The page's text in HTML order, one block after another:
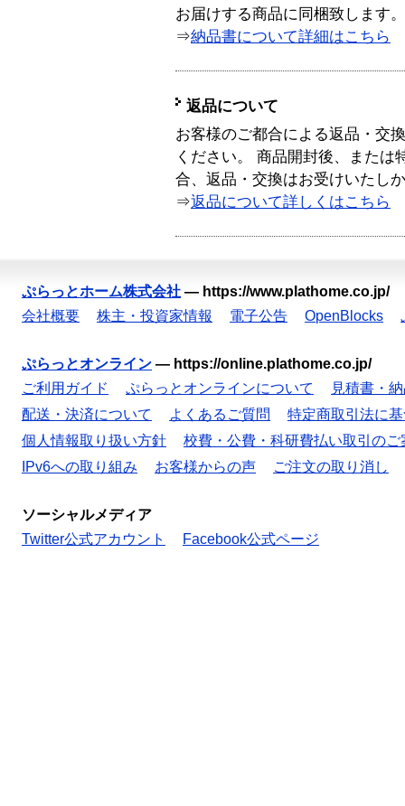
お届けする商品に同梱致します。
⇒納品書について詳細はこちら
返品について
お客様のご都合による返品・交
ください。 商品開封後、または
合、返品・交換はお受けいたし
⇒返品について詳しくはこちら
ぷらっとホーム株式会社 — https://www.plathome.co.jp/
会社概要
株主・投資家情報 電子公告 OpenBlocks
ぷらっとオンライン — https://online.plathome.co.jp/
ご利用ガイド
ぷらっとオンラインについて
見積書・
配送・決済について
よくあるご質問
特定商取引法に
個人情報取り扱い方針
校費・公費・科研費払い取引のご
IPv6への取り組み
お客様からの声 ご注文の取り消し
ソーシャルメディア
Twitter公式アカウント
Facebook公式ページ